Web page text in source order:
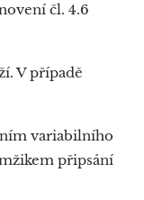
čl. 4.6
V případě
variabilního
připsání